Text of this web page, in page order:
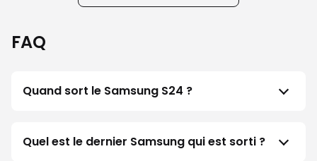
FAQ
Quand sort le Samsung S24 ?
Quel est le dernier Samsung qui est sorti ?